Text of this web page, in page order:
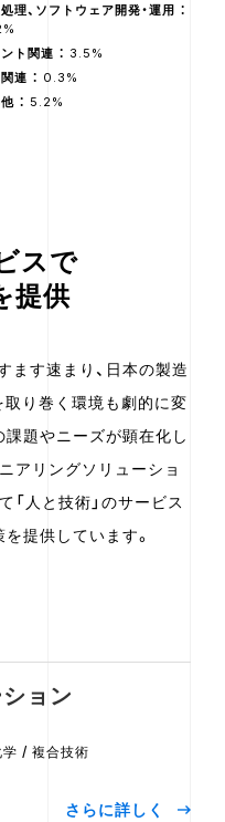
理、ソフトウェア開発・運用 ：
ト関連 ： 3.5%
連 ： 0.3%
： 5.2%
スで
提供
ます速まり、日本の製造
取り巻く環境も劇的に変
課題やニーズが顕在化し
アリングソリューショ
「人と技術」のサービス
提供しています。
ョン
/ 複合技術
さらに詳しく